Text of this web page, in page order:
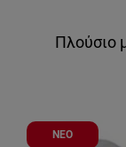
Πλούσιο
ΝΕΟ